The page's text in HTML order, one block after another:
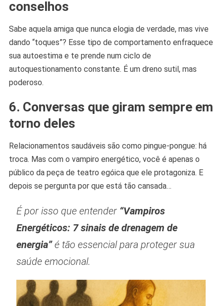
conselhos
Sabe aquela amiga que nunca elogia de verdade, mas vive
dando “toques”? Esse tipo de comportamento enfraquece
sua autoestima e te prende num ciclo de
autoquestionamento constante. É um dreno sutil, mas
poderoso.
6. Conversas que giram sempre em
torno deles
Relacionamentos saudáveis são como pingue-pongue: há
troca. Mas com o vampiro energético, você é apenas o
público da peça de teatro egóica que ele protagoniza. E
depois se pergunta por que está tão cansada…
É por isso que entender “Vampiros
Energéticos: 7 sinais de drenagem de
energia”é tão essencial para proteger sua
saúde emocional.